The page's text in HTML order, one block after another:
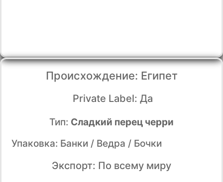
Происхождение: Египет
Private Label: Да
Тип: Сладкий перец черри
Упаковка: Банки / Ведра / Бочки
Экспорт: По всему миру